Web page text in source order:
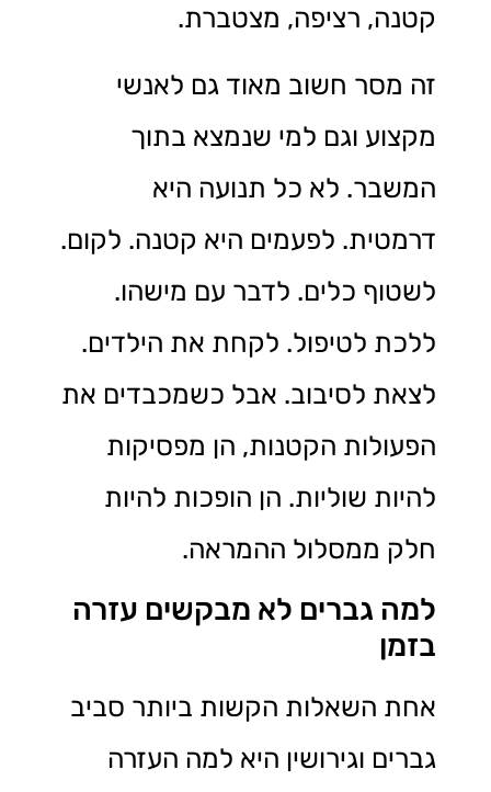
קטנה, רציפה, מצטברת.
זה מסר חשוב מאוד גם לאנשי
מקצוע וגם למי שנמצא בתוך
המשבר. לא כל תנועה היא
דרמטית. לפעמים היא קטנה. לקום.
לשטוף כלים. לדבר עם מישהו.
ללכת לטיפול. לקחת את הילדים.
לצאת לסיבוב. אבל כשמכבדים את
הפעולות הקטנות, הן מפסיקות
להיות שוליות. הן הופכות להיות
חלק ממסלול ההמראה.
למה גברים לא מבקשים עזרה
בזמן
אחת השאלות הקשות ביותר סביב
גברים וגירושין היא למה העזרה